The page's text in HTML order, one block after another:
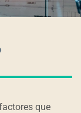
que